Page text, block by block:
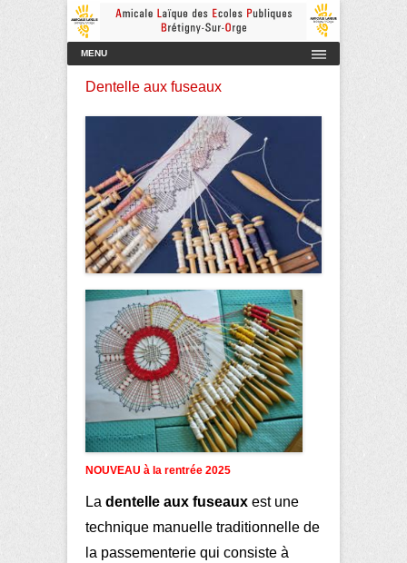
AmicaleLaiqueBretigny
Amicale Laïque des Ecoles Publiques de Brétigny-sur-Orge
Menu principal
Aller au contenu
MENU
Dentelle aux fuseaux
NOUVEAU à la rentrée 2025
La dentelle aux fuseaux est une
technique manuelle traditionnelle de
la passementerie qui consiste à